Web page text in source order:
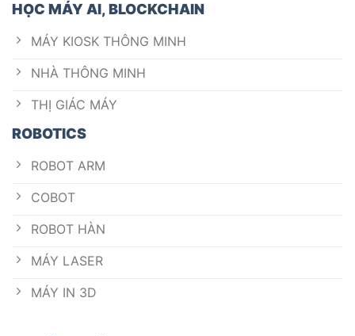
HỌC MÁY AI, BLOCKCHAIN
MÁY KIOSK THÔNG MINH
NHÀ THÔNG MINH
THỊ GIÁC MÁY
ROBOTICS
ROBOT ARM
COBOT
ROBOT HÀN
MÁY LASER
MÁY IN 3D